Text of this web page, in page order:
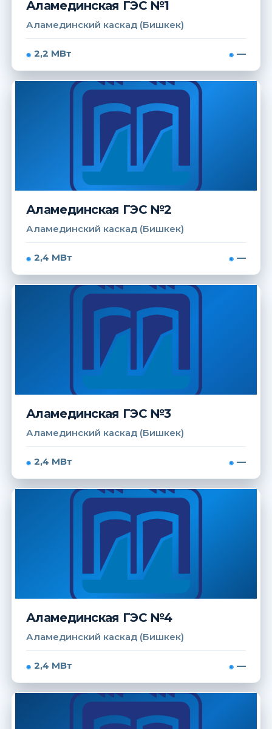
Аламединская ГЭС №1
Аламединский каскад (Бишкек)
2,2 МВт —
Аламединская ГЭС №2
Аламединский каскад (Бишкек)
2,4 МВт —
Аламединская ГЭС №3
Аламединский каскад (Бишкек)
2,4 МВт —
Аламединская ГЭС №4
Аламединский каскад (Бишкек)
2,4 МВт —